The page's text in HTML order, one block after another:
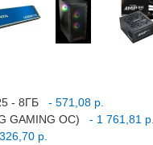
- 8ГБ
- 571,08 р.
GAMING OC)
- 1 761,81 р.
р.